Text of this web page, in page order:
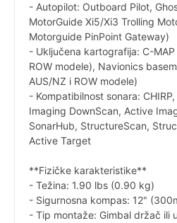
- Autopilot: Outboard Pilot,
MotorGuide Xi5/Xi3 Trolling
Motorguide PinPoint Gateway)
- Uključena kartografija: C-MAP
ROW modele), Navionics
AUS/NZ i ROW modele)
- Kompatibilnost sonara:
Imaging DownScan, Active
SonarHub, StructureScan,
Active Target
**Fizičke karakteristike**
- Težina: 1.90 lbs (0.90 kg)
- Sigurnosna kompas: 12"
- Tip montaže: Gimbal držač ili